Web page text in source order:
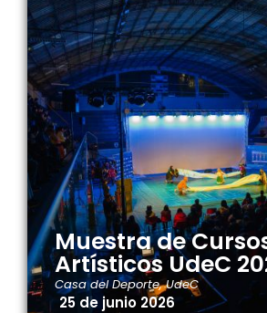
Muestra de
Artísticos UdeC
Casa del Deporte, UdeC
25 de junio 2026